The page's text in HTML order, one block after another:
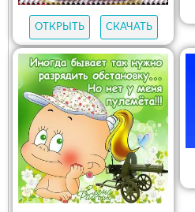
ОТКРЫТЬ СКАЧАТЬ